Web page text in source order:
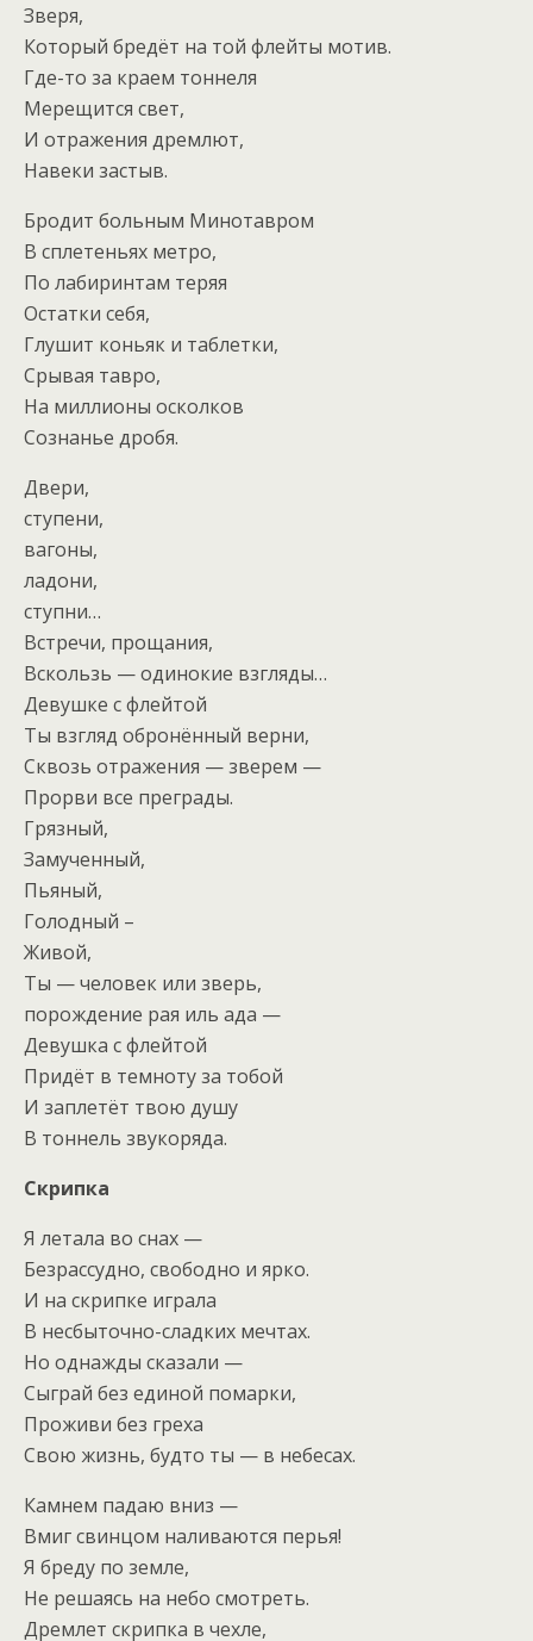
Зверя,
Который бредёт на той флейты мотив.
Где-то за краем тоннеля
Мерещится свет,
И отражения дремлют,
Навеки застыв.
Бродит больным Минотавром
В сплетеньях метро,
По лабиринтам теряя
Остатки себя,
Глушит коньяк и таблетки,
Срывая тавро,
На миллионы осколков
Сознанье дробя.
Двери,
ступени,
вагоны,
ладони,
ступни…
Встречи, прощания,
Вскользь — одинокие взгляды…
Девушке с флейтой
Ты взгляд обронённый верни,
Сквозь отражения — зверем —
Прорви все преграды.
Грязный,
Замученный,
Пьяный,
Голодный –
Живой,
Ты — человек или зверь,
порождение рая иль ада —
Девушка с флейтой
Придёт в темноту за тобой
И заплетёт твою душу
В тоннель звукоряда.
Скрипка
Я летала во снах —
Безрассудно, свободно и ярко.
И на скрипке играла
В несбыточно-сладких мечтах.
Но однажды сказали —
Сыграй без единой помарки,
Проживи без греха
Свою жизнь, будто ты — в небесах.
Камнем падаю вниз —
Вмиг свинцом наливаются перья!
Я бреду по земле,
Не решаясь на небо смотреть.
Дремлет скрипка в чехле,